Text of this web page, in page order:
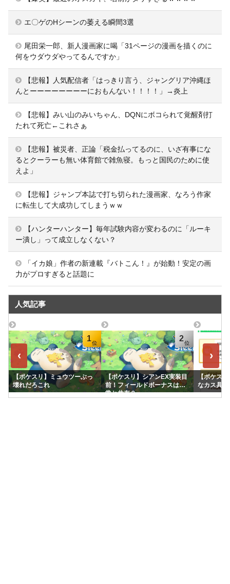
エ〇ゲのHシーンの萎える瞬間3選
尾田栄一郎、新人漫画家に喝「31ページの漫画を描くのに
何をウダウダやってるんですか」
【悲報】人気配信者「はっきり言う、ジャングリア沖縄ほ
んとーーーーーーーーにおもんない！！！！」→炎上
【悲報】みい山のみいちゃん、DQNにボコられて覚醒剤打
たれて死亡←これさぁ
【悲報】被災者、正論「税金払ってるのに、いざ有事にな
るとクーラーも無い体育館で雑魚寝。もっと国民のために使
えよ」
【悲報】ジャンプ本誌で打ち切られた漫画家、なろう作家
に転生して大成功してしまうｗｗ
【ハンターハンター】毎年試験内容が変わるのに「ルーキ
ー潰し」って成立しなくない？
「イカ娘」作者の新連載『バトこん！』が始動！安定の画
力がプロすぎると話題に
人気記事
‹
1
【ポケスリ】ミュウツーぶっ
壊れだろこれ
2
【ポケスリ】シアンEX実装目
前！フィールドボーナスは通
常と共有？
【ポケス
なカス具合
›